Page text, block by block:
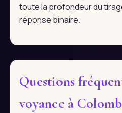
toute la profondeur du
réponse binaire.
Questions
voyance à